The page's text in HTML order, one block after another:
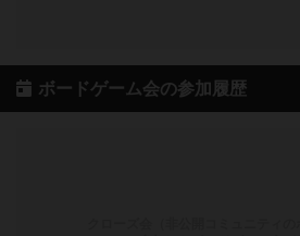
ボードゲーム会の参加履歴